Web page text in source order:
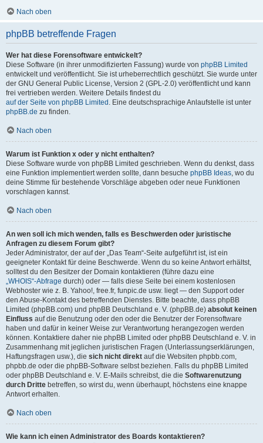
Nach oben
phpBB betreffende Fragen
Wer hat diese Forensoftware entwickelt?
Diese Software (in ihrer unmodifizierten Fassung) wurde von phpBB Limited
entwickelt und veröffentlicht. Sie ist urheberrechtlich geschützt. Sie wurde unter
der GNU General Public License, Version 2 (GPL-2.0) veröffentlicht und kann
frei vertrieben werden. Weitere Details findest du
auf der Seite von phpBB Limited . Eine deutschsprachige Anlaufstelle ist unter
phpBB.de zu finden.
Nach oben
Warum ist Funktion x oder y nicht enthalten?
Diese Software wurde von phpBB Limited geschrieben. Wenn du denkst, dass
eine Funktion implementiert werden sollte, dann besuche phpBB Ideas, wo du
deine Stimme für bestehende Vorschläge abgeben oder neue Funktionen
vorschlagen kannst.
Nach oben
An wen soll ich mich wenden, falls es Beschwerden oder juristische
Anfragen zu diesem Forum gibt?
Jeder Administrator, der auf der „Das Team“-Seite aufgeführt ist, ist ein
geeigneter Kontakt für deine Beschwerde. Wenn du so keine Antwort erhältst,
solltest du den Besitzer der Domain kontaktieren (führe dazu eine
„WHOIS“-Abfrage durch) oder — falls diese Seite bei einem kostenlosen
Webhoster wie z. B. Yahoo!, free.fr, funpic.de usw. liegt — den Support oder
den Abuse-Kontakt des betreffenden Dienstes. Bitte beachte, dass phpBB
Limited (phpBB.com) und phpBB Deutschland e. V. (phpBB.de) absolut keinen
Einfluss auf die Benutzung oder den oder die Benutzer der Forensoftware
haben und dafür in keiner Weise zur Verantwortung herangezogen werden
können. Kontaktiere daher nie phpBB Limited oder phpBB Deutschland e. V. in
Zusammenhang mit jeglichen juristischen Fragen (Unterlassungserklärungen,
Haftungsfragen usw.), die sich nicht direkt auf die Websiten phpbb.com,
phpbb.de oder die phpBB-Software selbst beziehen. Falls du phpBB Limited
oder phpBB Deutschland e. V. E-Mails schreibst, die die Softwarenutzung
durch Dritte betreffen, so wirst du, wenn überhaupt, höchstens eine knappe
Antwort erhalten.
Nach oben
Wie kann ich einen Administrator des Boards kontaktieren?